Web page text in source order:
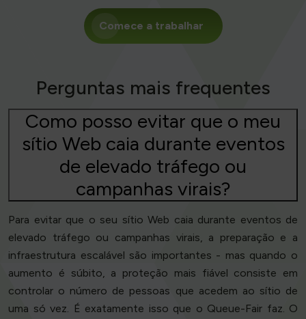
Comece a trabalhar
Perguntas mais frequentes
Como posso evitar que o meu
sítio Web caia durante eventos
de elevado tráfego ou
campanhas virais?
Para evitar que o seu sítio Web caia durante eventos de
elevado tráfego ou campanhas virais, a preparação e a
infraestrutura escalável são importantes - mas quando o
aumento é súbito, a proteção mais fiável consiste em
controlar o número de pessoas que acedem ao sítio de
uma só vez. É exatamente isso que o Queue-Fair faz. O